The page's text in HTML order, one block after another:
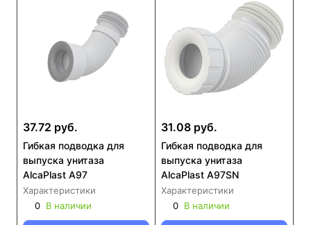
37.72 руб.
Гибкая подводка для
выпуска унитаза
AlcaPlast A97
Характеристики
0 В наличии
31.08 руб.
Гибкая подводка для
выпуска унитаза
AlcaPlast A97SN
Характеристики
0 В наличии